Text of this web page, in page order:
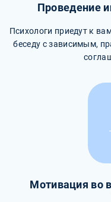
Проведение
Психологи приедут к
беседу с зависимым,
Мотивация во